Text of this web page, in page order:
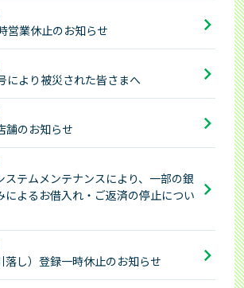
営業休止のお知らせ
により被災された皆さまへ
舗のお知らせ
ステムメンテナンスにより、一部の銀
によるお借入れ・ご返済の停止につい
落し）登録一時休止のお知らせ